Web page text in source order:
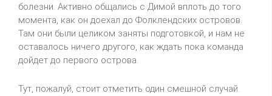
болезни. Активно общались с Димой вплоть до того
момента, как он доехал до Фолклендских островов.
Там они были целиком заняты подготовкой, и нам не
оставалось ничего другого, как ждать пока команда
дойдет до первого острова.
Тут, пожалуй, стоит отметить один смешной случай.